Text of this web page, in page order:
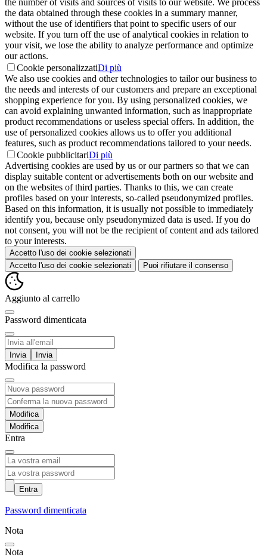
the data obtained through these cookies in a summary manner,
without the use of identifiers that point to specific users of our
website. If you turn off the use of analytical cookies in relation to
your visit, we lose the ability to analyze performance and optimize
our actions.
Cookie personalizzatiDi più
We also use cookies and other technologies to tailor our business to
the needs and interests of our customers and prepare an exceptional
shopping experience for you. By using personalized cookies, we
can avoid explaining unwanted information, such as inappropriate
product recommendations or useless special offers. In addition, the
use of personalized cookies allows us to offer you additional
features, such as product recommendations tailored to your needs.
Cookie pubblicitariDi più
Advertising cookies are used by us or our partners so that we can
display suitable content or advertisements both on our website and
on the websites of third parties. Thanks to this, we can create
profiles based on your interests, so-called pseudonymized profiles.
Based on this information, it is usually not possible to immediately
identify you, because only pseudonymized data is used. If you do
not consent, you will not be the recipient of content and ads tailored
to your interests.
Accetto l'uso dei cookie selezionati
Accetto l'uso dei cookie selezionati
Puoi rifiutare il consenso
Aggiunto al carrello
Password dimenticata
Invia
Modifica la password
Modifica
Entra
Entra
Password dimenticata
Nota
Nota